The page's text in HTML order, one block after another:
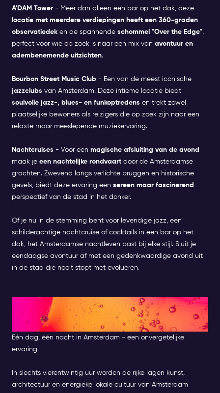
A'DAM Tower - Meer dan alleen een bar op het dak, deze
locatie met meerdere verdiepingen heeft een 360-graden
observatiedek en de spannende schommel "Over the Edge",
perfect voor wie op zoek is naar een mix van avontuur en
adembenemende uitzichten.
Bourbon Street Music Club - Een van de meest iconische
jazzclubs van Amsterdam. Deze intieme locatie biedt
soulvolle jazz-, blues- en funkoptredens en trekt zowel
plaatselijke bewoners als reizigers die op zoek zijn naar een
relaxte maar meeslepende muziekervaring.
Nachtcruises - Voor een magische afsluiting van de avond
maak je een nachtelijke rondvaart door de Amsterdamse
grachten. Zwevend langs verlichte bruggen en historische
gevels, biedt deze ervaring een sereen maar fascinerend
perspectief van de stad in het donker.
Of je nu in de stemming bent voor levendige jazz, een
schilderachtige nachtcruise of cocktails in een bar op het
dak, het Amsterdamse nachtleven past bij elke stijl. Sluit je
eendaagse avontuur af met een gedenkwaardige avond uit
in de stad die nooit stopt met evolueren.
Een perfecte dag in
Amsterdam
Eén dag, één nacht in Amsterdam - een onvergetelijke
ervaring
In slechts vierentwintig uur worden de rijke lagen kunst,
architectuur en energieke lokale cultuur van Amsterdam